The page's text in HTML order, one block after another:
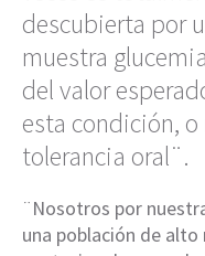
descubierta por
muestra
del valor
esta condición,
tolerancia oral¨.
¨Nosotros por
una población de